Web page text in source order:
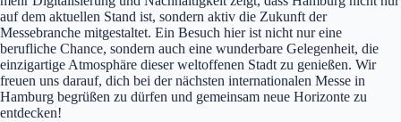
auf dem aktuellen Stand ist, sondern aktiv die Zukunft der
Messebranche mitgestaltet. Ein Besuch hier ist nicht nur eine
berufliche Chance, sondern auch eine wunderbare Gelegenheit, die
einzigartige Atmosphäre dieser weltoffenen Stadt zu genießen. Wir
freuen uns darauf, dich bei der nächsten internationalen Messe in
Hamburg begrüßen zu dürfen und gemeinsam neue Horizonte zu
entdecken!